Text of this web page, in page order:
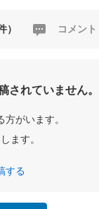
） コメン
れていません。
がいます。
ます。
する